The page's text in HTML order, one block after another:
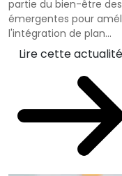
partie du bien-être
émergentes pour
l'intégration de plan...
Lire cette actualité